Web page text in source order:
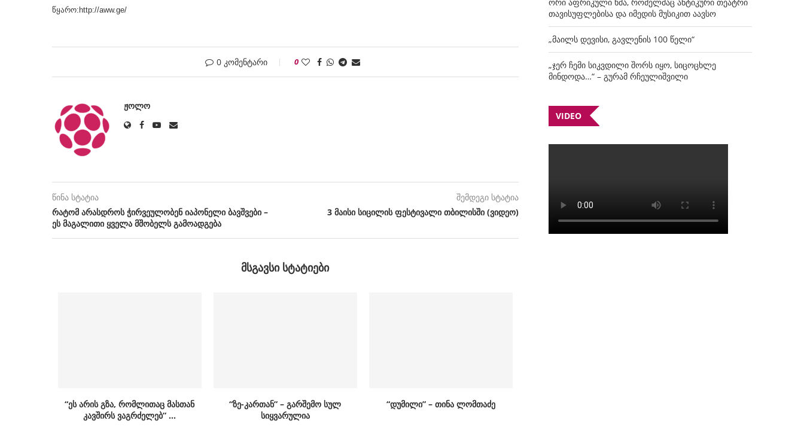
წყარო:http://aww.ge/
0 კომენტარი 0
ᲟᲝᲚᲝ
წინა სტატია
რატომ არასდროს ჭირვეულობენ იაპონელი ბავშვები –
ეს მაგალითი ყველა მშობელს გამოადგება
შემდეგი სტატია
3 მაისი სიცილის ფესტივალი თბილისში (ვიდეო)
ᲛᲡᲒᲐᲕᲡᲘ ᲡᲢᲐᲢᲘᲔᲑᲘ
“ეს არის გზა, რომლითაც მასთან
კავშირს ვაგრძელებ” …
“ზე-კართან” – გარშემო სულ
სიყვარულია
“დუმილი” – თინა ლომთაძე
თავისუფლებისა და იმედის მუსიკით აავსო
„მაილს დევისი, გავლენის 100 წელი“
„ჯერ ჩემი სიკვდილი შორს იყო, სიცოცხლე
მინდოდა…“ – გურამ რჩეულიშვილი
VIDEO